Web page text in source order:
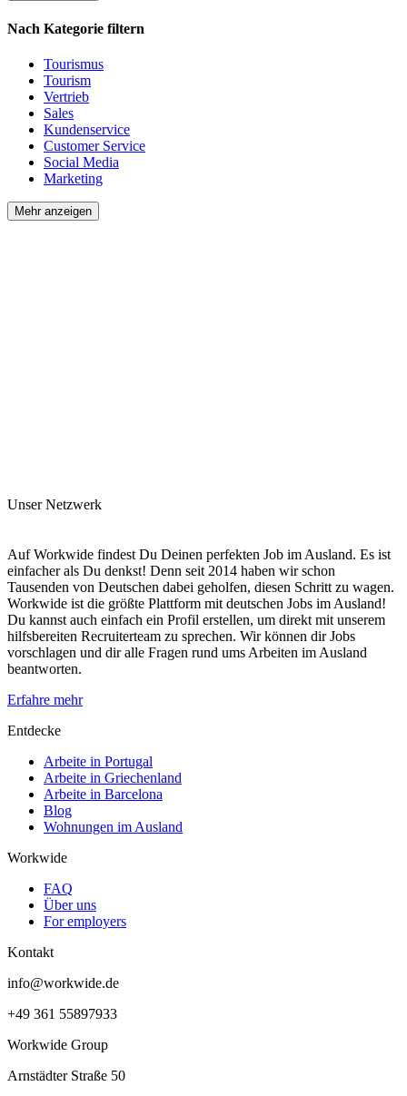
Nach Kategorie filtern
Tourismus
Tourism
Vertrieb
Sales
Kundenservice
Customer Service
Social Media
Marketing
Mehr anzeigen
Unser Netzwerk
Auf Workwide findest Du Deinen perfekten Job im Ausland. Es ist
einfacher als Du denkst! Denn seit 2014 haben wir schon
Tausenden von Deutschen dabei geholfen, diesen Schritt zu wagen.
Workwide ist die größte Plattform mit deutschen Jobs im Ausland!
Du kannst auch einfach ein Profil erstellen, um direkt mit unserem
hilfsbereiten Recruiterteam zu sprechen. Wir können dir Jobs
vorschlagen und dir alle Fragen rund ums Arbeiten im Ausland
beantworten.
Erfahre mehr
Entdecke
Arbeite in Portugal
Arbeite in Griechenland
Arbeite in Barcelona
Blog
Wohnungen im Ausland
Workwide
FAQ
Über uns
For employers
Kontakt
info@workwide.de
+49 361 55897933
Workwide Group
Arnstädter Straße 50